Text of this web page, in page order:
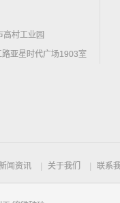
高村工业园
亚星时代广场1903室
闻资讯 关于我们 联系